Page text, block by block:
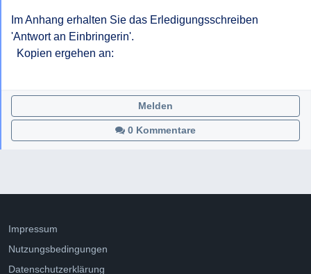
Im Anhang erhalten Sie das Erledigungsschreiben
'Antwort an Einbringerin'.
0 Kommentare
Melden
Impressum
Nutzungsbedingungen
Datenschutzerklärung